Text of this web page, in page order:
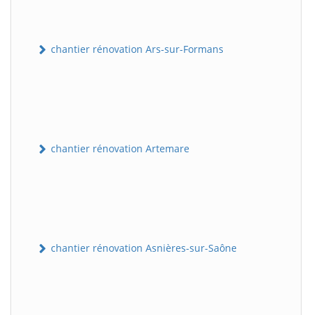
chantier rénovation Ars-sur-Formans
chantier rénovation Artemare
chantier rénovation Asnières-sur-Saône